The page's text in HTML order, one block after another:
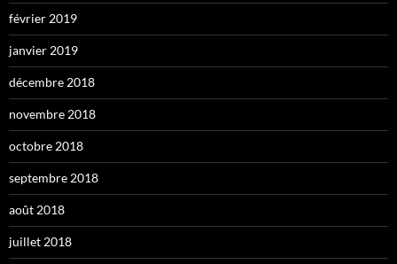
février 2019
janvier 2019
décembre 2018
novembre 2018
octobre 2018
septembre 2018
août 2018
juillet 2018